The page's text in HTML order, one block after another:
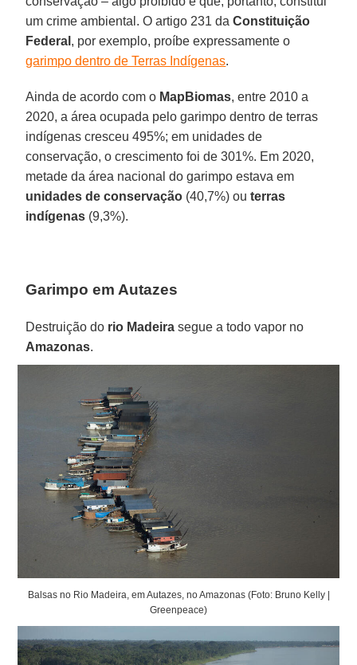
um crime ambiental. O artigo 231 daConstituição
Federal , por exemplo, proíbe expressamente o
garimpo dentro de Terras Indígenas.
Ainda de acordo com o MapBiomas, entre 2010 a
2020, a área ocupada pelo garimpo dentro de terras
indígenas cresceu 495%; em unidades de
conservação, o crescimento foi de 301%. Em 2020,
metade da área nacional do garimpo estava em
unidades de conservação (40,7%) outerras
indígenas (9,3%).
Garimpo em Autazes
Destruição do rio Madeira segue a todo vapor no
Amazonas.
Balsas no Rio Madeira, em Autazes, no Amazonas (Foto: Bruno Kelly |
Greenpeace)